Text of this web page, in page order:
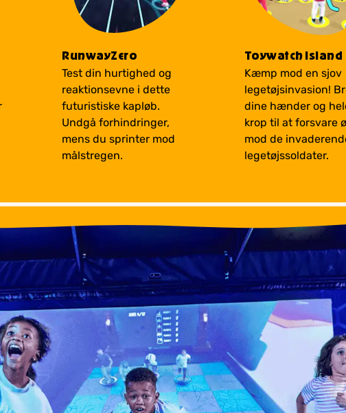
RunwayZero
Test din hurtighed og
reaktionsevne i dette
futuristiske kapløb.
Undgå forhindringer,
mens du sprinter mod
målstregen.
Toywatch Island
Kæmp mod en sjov
legetøjsinvasion!
dine hænder og
krop til at forsvare
mod de
legetøjssoldater.